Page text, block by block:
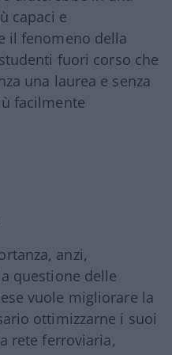
capaci e
il fenomeno della
fuori corso che
una laurea e senza
facilmente
anzi,
questione delle
vuole migliorare la
ottimizzarne i suoi
rete ferroviaria,